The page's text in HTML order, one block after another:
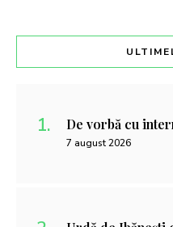
De vorbă cu
7 august 2026